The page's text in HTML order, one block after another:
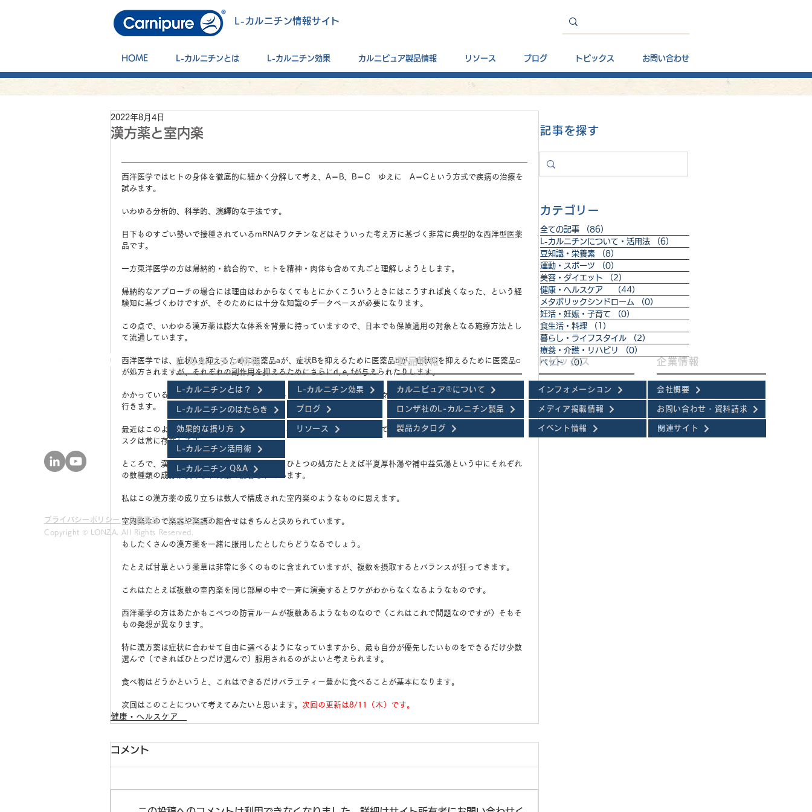
L-カルニチン情報サイト
HOME L-カルニチンとは L-カルニチン効果 カルニピュア製品情報 リソース ブログ トピックス お問い合わせ
漢方薬と室内楽
2022年8月4日
西洋医学ではヒトの身体を徹底的に細かく分解して考え、A＝B、B＝C　ゆえに　A＝Cという方式で疾病の治療を
試みます。
いわゆる分析的、科学的、演繹的な手法です。
目下ものすごい勢いで接種されているmRNAワクチンなどはそういった考え方に基づく非常に典型的な西洋型医薬
品です。
一方東洋医学の方は帰納的・統合的で、ヒトを精神・肉体も含めて丸ごと理解しようとします。
帰納的なアプローチの場合には理由はわからなくてもとにかくこういうときにはこうすれば良くなった、という経
験知に基づくわけですが、そのためには十分な知識のデータベースが必要になります。
この点で、いわゆる漢方薬は膨大な体系を背景に持っていますので、日本でも保険適用の対象となる施療方法とし
て流通しています。
西洋医学では、症状Aを抑えるために医薬品aが、症状Bを抑えるために医薬品bが、症状Cを抑えるために医薬品c
が処方されますが、それぞれの副作用を抑えるためにさらにd, e, fが与えられたりします。
かかっている科が同じであればまだしも、外科と内科と皮膚科と歯科で別々に処方されるとたちまち種類が増えて
行きます。
最近はこのような弊害はおくすり手帳によって相当改善されるようになっていますが、基本的に過剰処方となるリ
スクは常に存在します。
ところで、漢方薬はどうかというと、もともとひとつの処方たとえば半夏厚朴湯や補中益気湯という中にそれぞれ
の数種類の成分が決められた量で配合されています。
私はこの漢方薬の成り立ちは数人で構成された室内楽のようなものに思えます。
室内楽なので楽器や楽譜の組合せはきちんと決められています。
もしたくさんの漢方薬を一緒に服用したとしたらどうなるでしょう。
たとえば甘草という薬草は非常に多くのものに含まれていますが、複数を摂取するとバランスが狂ってきます。
これはたとえば複数の室内楽を同じ部屋の中で一斉に演奏するとワケがわからなくなるようなものです。
西洋薬学の方はあたかもこべつの防音ルームが複数あるようなものなので（これはこれで問題なのですが）そもそ
もの発想が異なります。
特に漢方薬は症状に合わせて自由に選べるようになっていますから、最も自分が優先したいものをできるだけ少数
選んで（できればひとつだけ選んで）服用されるのがよいと考えられます。
食べ物はどうかというと、これはできるだけバラエティー豊かに食べることが基本になります。
次回はこのことについて考えてみたいと思います。 次回の更新は8/11（木）です。
健康・ヘルスケア
コメント
記事を探す
カテゴリー
全ての記事 （86）
L-カルニチンについて・活用法
（6）
豆知識・栄養素
（8）
運動・スポーツ
（0）
美容・ダイエット
（2）
健康・ヘルスケア
（44）
メタボリックシンドローム
（0）
妊活・妊娠・子育て
（0）
食生活・料理
（1）
暮らし・ライフスタイル
（2）
療養・介護・リハビリ
（0）
ペット （0）0件の記事
L-カルニチン情報
L-カルニチンとは？
L-カルニチンのはたらき
効果的な摂り方
L-カルニチン効果
ブログ
リソース
L-カルニチン活用術
L-カルニチン Q&A
製品情報
カルニピュア®について
ロンザ社のL-カルニチン製品
製品カタログ
トピックス
インフォメーション
メディア掲載情報
イベント情報
企業情報
会社概要
お問い合わせ・資料請求
関連サイト
プライバシーポリシー |免責事項|サイトマップ
Copyright ©︎ LONZA. All Rights Reserved.